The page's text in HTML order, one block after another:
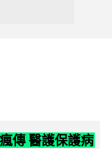
傳 醫護保護病